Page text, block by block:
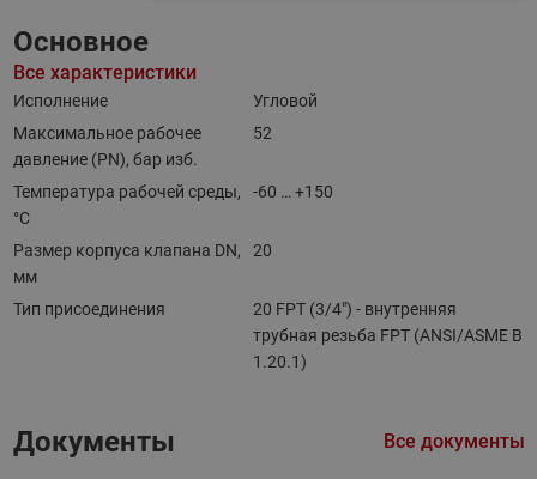
Основное
Все характеристики
Исполнение
Угловой
Максимальное рабочее
давление (PN), бар изб.
52
Температура рабочей среды,
°С
-60 … +150
Размер корпуса клапана DN,
мм
20
Тип присоединения
20 FPT (3/4") - внутренняя
трубная резьба FPT (ANSI/ASME B
1.20.1)
Документы Все документы